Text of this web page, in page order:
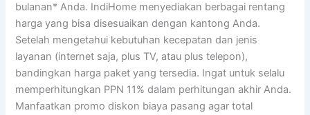
bulanan* Anda. IndiHome menyediakan berbagai rentang
harga yang bisa disesuaikan dengan kantong Anda.
Setelah mengetahui kebutuhan kecepatan dan jenis
layanan (internet saja, plus TV, atau plus telepon),
bandingkan harga paket yang tersedia. Ingat untuk selalu
memperhitungkan PPN 11% dalam perhitungan akhir Anda.
Manfaatkan promo diskon biaya pasang agar total